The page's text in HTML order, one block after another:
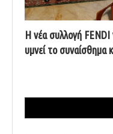
Η νέα συλλογή
υμνεί το συναίσθημα